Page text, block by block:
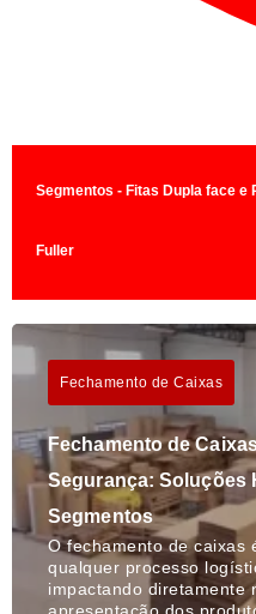
Segmentos - Fitas Dupla face e
Fuller
Fechamento de Caixas
Fechamento de
Segurança: Soluções
Segmentos
O fechamento de caixas
qualquer processo
impactando diretamente